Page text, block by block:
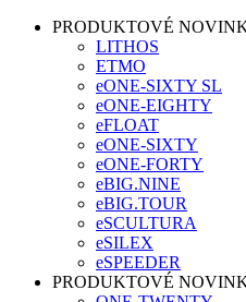
PRODUKTOVÉ
LITHOS
ETMO
eONE-SIXTY SL
eONE-EIGHTY
eFLOAT
eONE-SIXTY
eONE-FORTY
eBIG.NINE
eBIG.TOUR
eSCULTURA
eSILEX
eSPEEDER
PRODUKTOVÉ